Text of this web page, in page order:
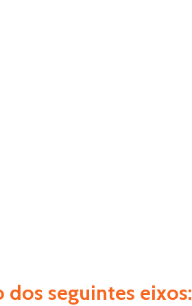
seguintes eixos: